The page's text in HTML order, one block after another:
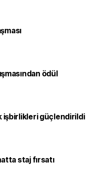
ödül
işbirlikleri güçlendirildi
staj fırsatı